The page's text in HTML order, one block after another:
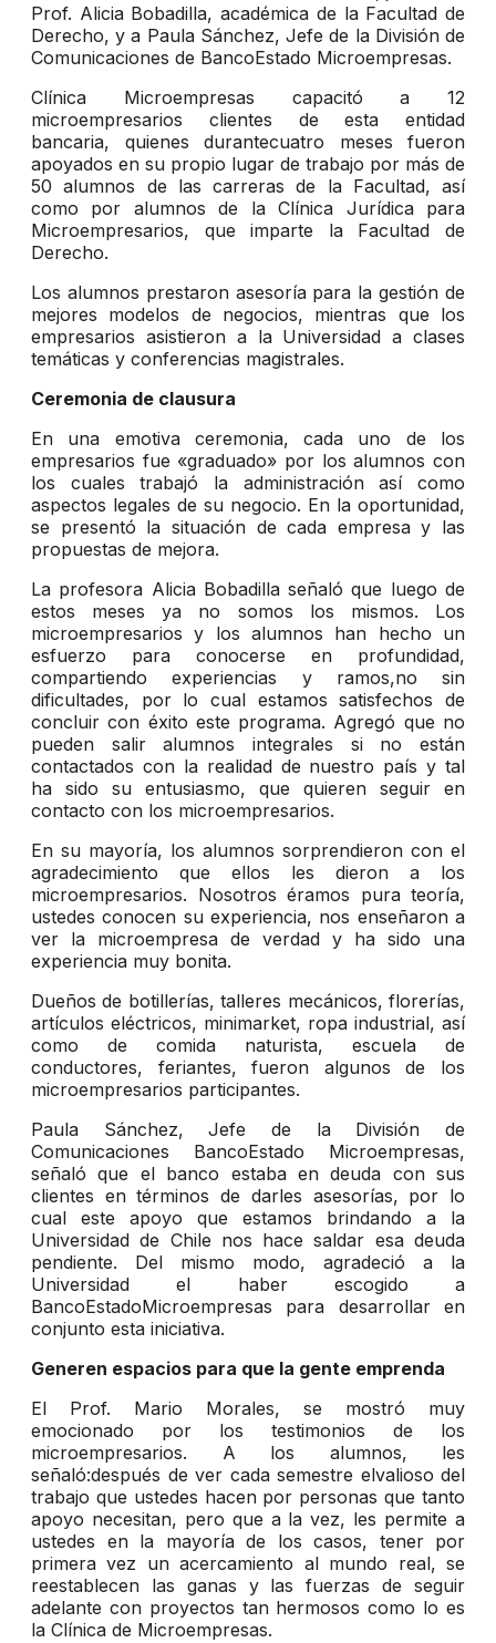
Prof. Alicia Bobadilla, académica de la Facultad de
Derecho, y a Paula Sánchez, Jefe de la División de
Comunicaciones de BancoEstado Microempresas.
Clínica Microempresas capacitó a 12
microempresarios clientes de esta entidad
bancaria, quienes durantecuatro meses fueron
apoyados en su propio lugar de trabajo por más de
50 alumnos de las carreras de la Facultad, así
como por alumnos de la Clínica Jurídica para
Microempresarios, que imparte la Facultad de
Derecho.
Los alumnos prestaron asesoría para la gestión de
mejores modelos de negocios, mientras que los
empresarios asistieron a la Universidad a clases
temáticas y conferencias magistrales.
Ceremonia de clausura
En una emotiva ceremonia, cada uno de los
empresarios fue «graduado» por los alumnos con
los cuales trabajó la administración así como
aspectos legales de su negocio. En la oportunidad,
se presentó la situación de cada empresa y las
propuestas de mejora.
La profesora Alicia Bobadilla señaló que luego de
estos meses ya no somos los mismos. Los
microempresarios y los alumnos han hecho un
esfuerzo para conocerse en profundidad,
compartiendo experiencias y ramos,no sin
dificultades, por lo cual estamos satisfechos de
concluir con éxito este programa. Agregó que no
pueden salir alumnos integrales si no están
contactados con la realidad de nuestro país y tal
ha sido su entusiasmo, que quieren seguir en
contacto con los microempresarios.
En su mayoría, los alumnos sorprendieron con el
agradecimiento que ellos les dieron a los
microempresarios. Nosotros éramos pura teoría,
ustedes conocen su experiencia, nos enseñaron a
ver la microempresa de verdad y ha sido una
experiencia muy bonita.
Dueños de botillerías, talleres mecánicos, florerías,
artículos eléctricos, minimarket, ropa industrial, así
como de comida naturista, escuela de
conductores, feriantes, fueron algunos de los
microempresarios participantes.
Paula Sánchez, Jefe de la División de
Comunicaciones BancoEstado Microempresas,
señaló que el banco estaba en deuda con sus
clientes en términos de darles asesorías, por lo
cual este apoyo que estamos brindando a la
Universidad de Chile nos hace saldar esa deuda
pendiente. Del mismo modo, agradeció a la
Universidad el haber escogido a
BancoEstadoMicroempresas para desarrollar en
conjunto esta iniciativa.
Generen espacios para que la gente emprenda
El Prof. Mario Morales, se mostró muy
emocionado por los testimonios de los
microempresarios. A los alumnos, les
señaló:después de ver cada semestre elvalioso del
trabajo que ustedes hacen por personas que tanto
apoyo necesitan, pero que a la vez, les permite a
ustedes en la mayoría de los casos, tener por
primera vez un acercamiento al mundo real, se
reestablecen las ganas y las fuerzas de seguir
adelante con proyectos tan hermosos como lo es
la Clínica de Microempresas.